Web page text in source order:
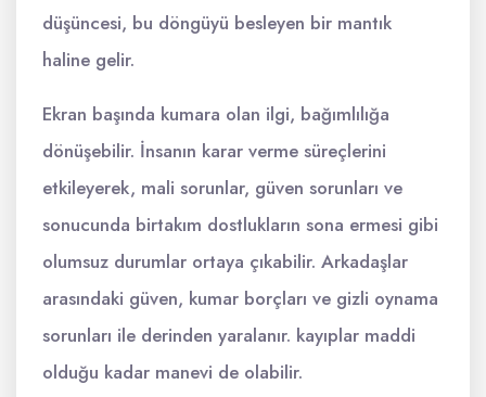
düşüncesi, bu döngüyü besleyen bir mantık
haline gelir.
Ekran başında kumara olan ilgi, bağımlılığa
dönüşebilir. İnsanın karar verme süreçlerini
etkileyerek, mali sorunlar, güven sorunları ve
sonucunda birtakım dostlukların sona ermesi gibi
olumsuz durumlar ortaya çıkabilir. Arkadaşlar
arasındaki güven, kumar borçları ve gizli oynama
sorunları ile derinden yaralanır. kayıplar maddi
olduğu kadar manevi de olabilir.